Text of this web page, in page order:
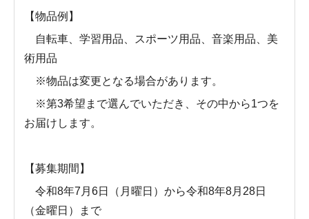
【物品例】
自転車、学習用品、スポーツ用品、音楽用品、美
術用品
※物品は変更となる場合があります。
※第3希望まで選んでいただき、その中から1つを
お届けします。
【募集期間】
令和8年7月6日（月曜日）から令和8年8月28日
（金曜日）まで